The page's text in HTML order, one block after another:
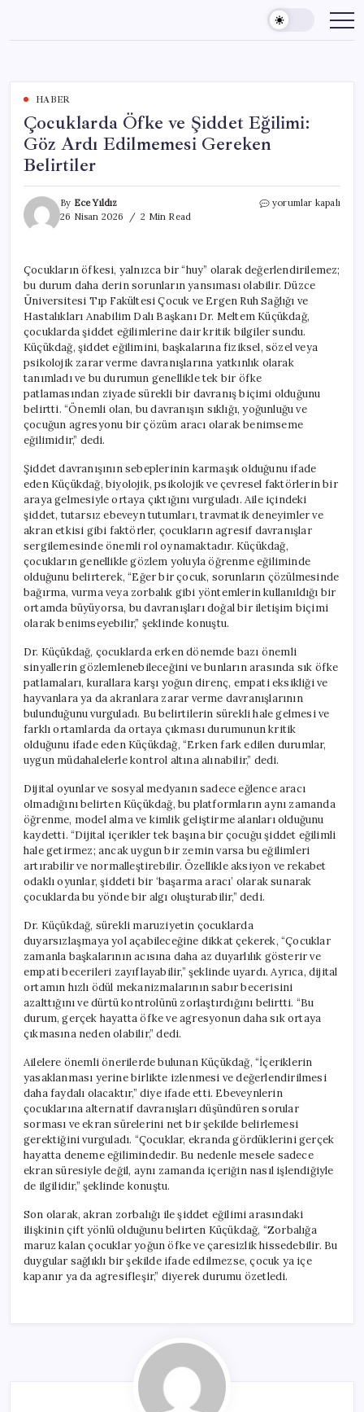
content
HABER
Çocuklarda Öfke ve Şiddet Eğilimi:
Göz Ardı Edilmemesi Gereken
Belirtiler
By Ece Yıldız
26 Nisan 2026
2 Min Read
Çocuklarda
Göz
Ardı
Edilmemesi
Gereken
Belirtiler
için
yorumlar kapalı
Çocukların öfkesi, yalnızca bir “huy” olarak değerlendirilemez;
bu durum daha derin sorunların yansıması olabilir. Düzce
Üniversitesi Tıp Fakültesi Çocuk ve Ergen Ruh Sağlığı ve
Hastalıkları Anabilim Dalı Başkanı Dr. Meltem Küçükdağ,
çocuklarda şiddet eğilimlerine dair kritik bilgiler sundu.
Küçükdağ, şiddet eğilimini, başkalarına fiziksel, sözel veya
psikolojik zarar verme davranışlarına yatkınlık olarak
tanımladı ve bu durumun genellikle tek bir öfke
patlamasından ziyade sürekli bir davranış biçimi olduğunu
belirtti. “Önemli olan, bu davranışın sıklığı, yoğunluğu ve
çocuğun agresyonu bir çözüm aracı olarak benimseme
eğilimidir,” dedi.
Şiddet davranışının sebeplerinin karmaşık olduğunu ifade
eden Küçükdağ, biyolojik, psikolojik ve çevresel faktörlerin bir
araya gelmesiyle ortaya çıktığını vurguladı. Aile içindeki
şiddet, tutarsız ebeveyn tutumları, travmatik deneyimler ve
akran etkisi gibi faktörler, çocukların agresif davranışlar
sergilemesinde önemli rol oynamaktadır. Küçükdağ,
çocukların genellikle gözlem yoluyla öğrenme eğiliminde
olduğunu belirterek, “Eğer bir çocuk, sorunların çözülmesinde
bağırma, vurma veya zorbalık gibi yöntemlerin kullanıldığı bir
ortamda büyüyorsa, bu davranışları doğal bir iletişim biçimi
olarak benimseyebilir,” şeklinde konuştu.
Dr. Küçükdağ, çocuklarda erken dönemde bazı önemli
sinyallerin gözlemlenebileceğini ve bunların arasında sık öfke
patlamaları, kurallara karşı yoğun direnç, empati eksikliği ve
hayvanlara ya da akranlara zarar verme davranışlarının
bulunduğunu vurguladı. Bu belirtilerin sürekli hale gelmesi ve
farklı ortamlarda da ortaya çıkması durumunun kritik
olduğunu ifade eden Küçükdağ, “Erken fark edilen durumlar,
uygun müdahalelerle kontrol altına alınabilir,” dedi.
Dijital oyunlar ve sosyal medyanın sadece eğlence aracı
olmadığını belirten Küçükdağ, bu platformların aynı zamanda
öğrenme, model alma ve kimlik geliştirme alanları olduğunu
kaydetti. “Dijital içerikler tek başına bir çocuğu şiddet eğilimli
hale getirmez; ancak uygun bir zemin varsa bu eğilimleri
artırabilir ve normalleştirebilir. Özellikle aksiyon ve rekabet
odaklı oyunlar, şiddeti bir ‘başarma aracı’ olarak sunarak
çocuklarda bu yönde bir algı oluşturabilir,” dedi.
Dr. Küçükdağ, sürekli maruziyetin çocuklarda
duyarsızlaşmaya yol açabileceğine dikkat çekerek, “Çocuklar
zamanla başkalarının acısına daha az duyarlılık gösterir ve
empati becerileri zayıflayabilir,” şeklinde uyardı. Ayrıca, dijital
ortamın hızlı ödül mekanizmalarının sabır becerisini
azalttığını ve dürtü kontrolünü zorlaştırdığını belirtti. “Bu
durum, gerçek hayatta öfke ve agresyonun daha sık ortaya
çıkmasına neden olabilir,” dedi.
Ailelere önemli önerilerde bulunan Küçükdağ, “İçeriklerin
yasaklanması yerine birlikte izlenmesi ve değerlendirilmesi
daha faydalı olacaktır,” diye ifade etti. Ebeveynlerin
çocuklarına alternatif davranışları düşündüren sorular
sorması ve ekran sürelerini net bir şekilde belirlemesi
gerektiğini vurguladı. “Çocuklar, ekranda gördüklerini gerçek
hayatta deneme eğilimindedir. Bu nedenle mesele sadece
ekran süresiyle değil, aynı zamanda içeriğin nasıl işlendiğiyle
de ilgilidir,” şeklinde konuştu.
Son olarak, akran zorbalığı ile şiddet eğilimi arasındaki
ilişkinin çift yönlü olduğunu belirten Küçükdağ, “Zorbalığa
maruz kalan çocuklar yoğun öfke ve çaresizlik hissedebilir. Bu
duygular sağlıklı bir şekilde ifade edilmezse, çocuk ya içe
kapanır ya da agresifleşir,” diyerek durumu özetledi.